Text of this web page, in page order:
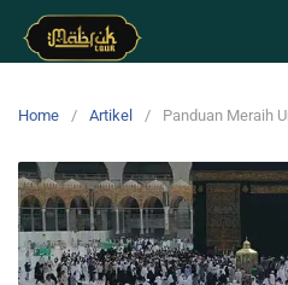
Home Artikel Panduan Meraih